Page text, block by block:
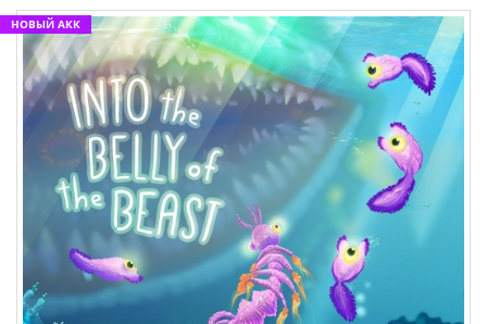
НОВЫЙ АКК